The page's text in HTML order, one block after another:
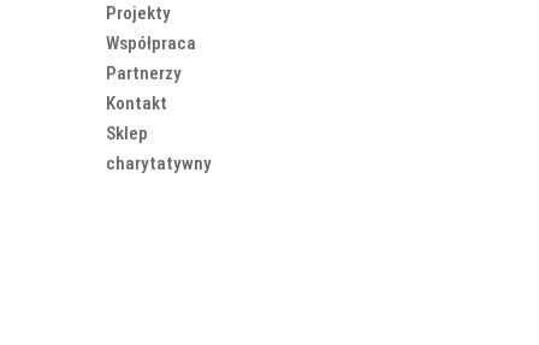
Projekty
Współpraca
Partnerzy
Kontakt
Sklep
charytatywny